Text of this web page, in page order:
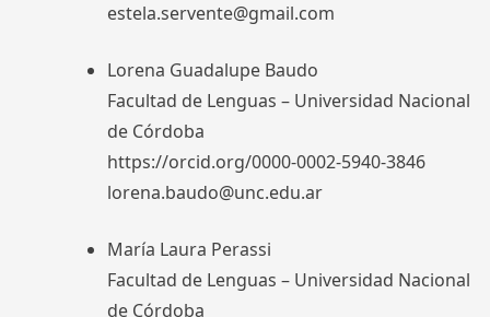
estela.servente@gmail.com
Lorena Guadalupe Baudo
Facultad de Lenguas – Universidad Nacional
de Córdoba
https://orcid.org/0000-0002-5940-3846
lorena.baudo@unc.edu.ar
María Laura Perassi
Facultad de Lenguas – Universidad Nacional
de Córdoba